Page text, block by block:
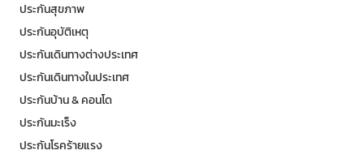
ประกันสุขภาพ
ประกันอุบัติเหตุ
ประกันเดินทางต่างประเทศ
ประกันเดินทางในประเทศ
ประกันบ้าน & คอนโด
ประกันมะเร็ง
ประกันโรคร้ายแรง